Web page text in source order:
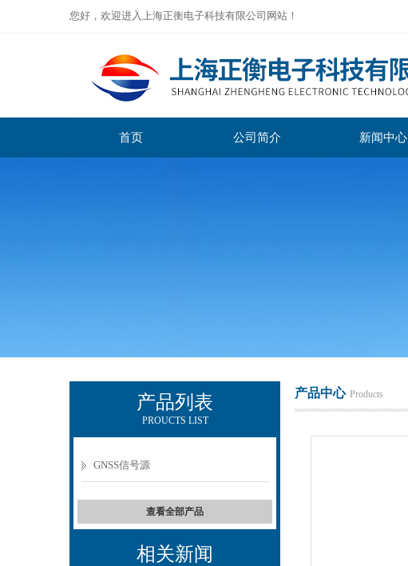
您好，欢迎进入上海正衡电子科技有限公司网站！
首页 公司简介 新闻中心
产品列表
PROUCTS LIST
GNSS信号源
查看全部产品
相关新闻
产品中心 Products